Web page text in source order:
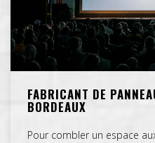
FABRICANT DE
BORDEAUX
Pour combler un espace